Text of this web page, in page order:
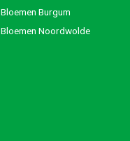
Bloemen Burgum
Bloemen Noordwolde